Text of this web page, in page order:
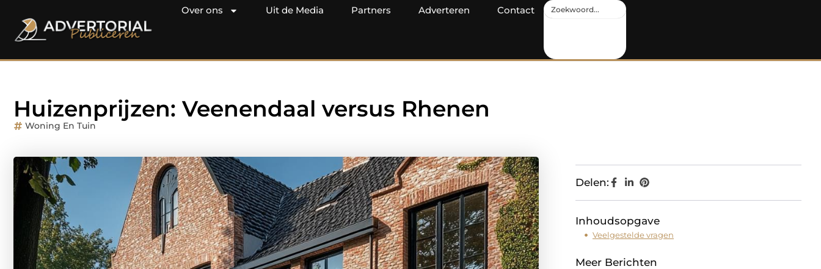
Over ons Uit de Media Partners Adverteren Contact
Huizenprijzen: Veenendaal versus Rhenen
Woning En Tuin
Delen:
Inhoudsopgave
Veelgestelde vragen
Meer Berichten